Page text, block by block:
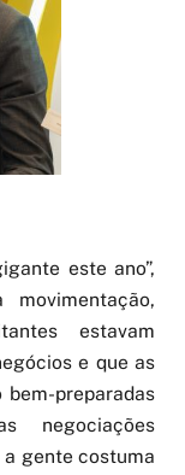
este ano”,
estavam
e que as
preparadas
negociações
a gente costuma